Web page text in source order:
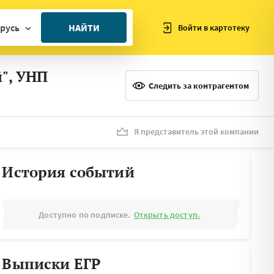
НАЙТИ Войти в картотеку
УНП
Следить за контрагентом
Я представитель этой компании
История событий
Доступно по подписке. Открыть доступ.
Выписки ЕГР